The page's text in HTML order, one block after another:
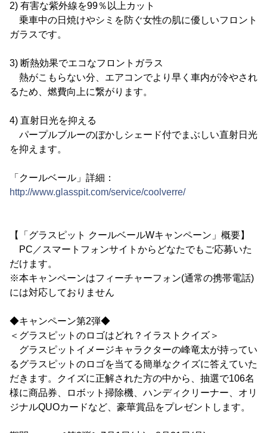
2) 有害な紫外線を99％以上カット
乗車中の日焼けやシミを防ぐ女性の肌に優しいフロント
ガラスです。
3) 断熱効果でエコなフロントガラス
熱がこもらない分、エアコンでより早く車内が冷やされ
るため、燃費向上に繋がります。
4) 直射日光を抑える
パープルブルーのぼかしシェード付でまぶしい直射日光
を抑えます。
「クールベール」詳細：
http://www.glasspit.com/service/coolverre/
【「グラスピット クールベールWキャンペーン」概要】
PC／スマートフォンサイトからどなたでもご応募いた
だけます。
※本キャンペーンはフィーチャーフォン(通常の携帯電話)
には対応しておりません
◆キャンペーン第2弾◆
＜グラスピットのロゴはどれ？イラストクイズ＞
グラスピットイメージキャラクターの峰竜太が持ってい
るグラスピットのロゴを当てる簡単なクイズに答えていた
だきます。クイズに正解された方の中から、抽選で106名
様に商品券、ロボット掃除機、ハンディクリーナー、オリ
ジナルQUOカードなど、豪華賞品をプレゼントします。